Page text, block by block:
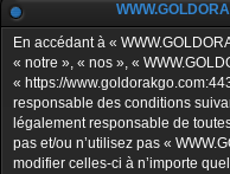
En accédant à «
« notre », « nos », «
« https://
responsable des conditions
légalement responsable de
pas et/ou n’utilisez pas «
modifier celles-ci à n’importe